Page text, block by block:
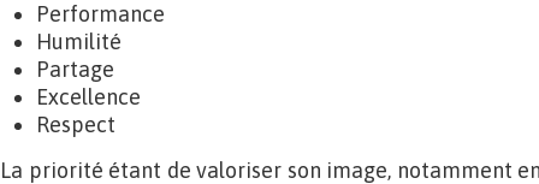
Performance
Humilité
Partage
Excellence
Respect
La priorité étant de valoriser son image, notamment